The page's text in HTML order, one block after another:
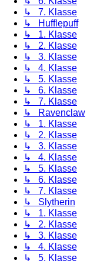
↳ 7. Klasse
↳ Hufflepuff
↳ 1. Klasse
↳ 2. Klasse
↳ 3. Klasse
↳ 4. Klasse
↳ 5. Klasse
↳ 6. Klasse
↳ 7. Klasse
↳ Ravenclaw
↳ 1. Klasse
↳ 2. Klasse
↳ 3. Klasse
↳ 4. Klasse
↳ 5. Klasse
↳ 6. Klasse
↳ 7. Klasse
↳ Slytherin
↳ 1. Klasse
↳ 2. Klasse
↳ 3. Klasse
↳ 4. Klasse
↳ 5. Klasse